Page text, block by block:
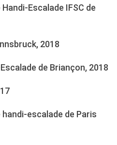
Escalade IFSC de
2018
de Briançon, 2018
escalade de Paris